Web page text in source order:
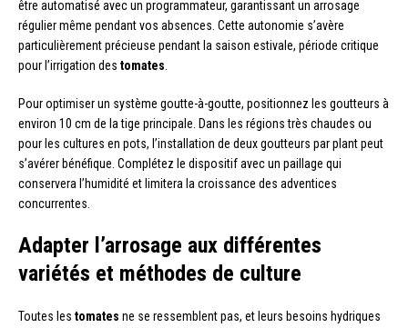
être automatisé avec un programmateur, garantissant un arrosage
régulier même pendant vos absences. Cette autonomie s’avère
particulièrement précieuse pendant la saison estivale, période critique
pour l’irrigation des tomates.
Pour optimiser un système goutte-à-goutte, positionnez les goutteurs à
environ 10 cm de la tige principale. Dans les régions très chaudes ou
pour les cultures en pots, l’installation de deux goutteurs par plant peut
s’avérer bénéfique. Complétez le dispositif avec un paillage qui
conservera l’humidité et limitera la croissance des adventices
concurrentes.
Adapter l’arrosage aux différentes
variétés et méthodes de culture
Toutes les tomates ne se ressemblent pas, et leurs besoins hydriques